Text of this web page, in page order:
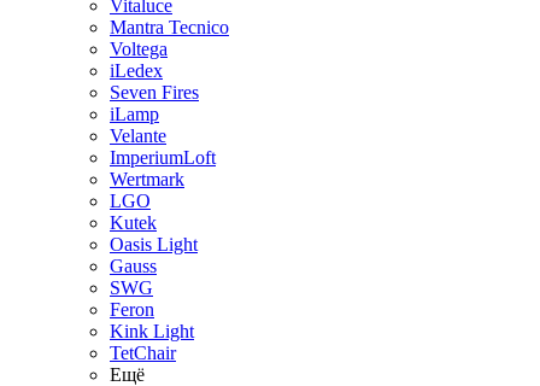
Vitaluce
Mantra Tecnico
Voltega
iLedex
Seven Fires
iLamp
Velante
ImperiumLoft
Wertmark
LGO
Kutek
Oasis Light
Gauss
SWG
Feron
Kink Light
TetСhair
Ещё